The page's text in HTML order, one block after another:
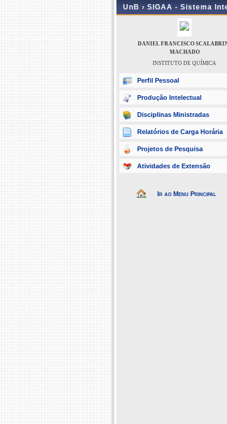
UnB › SIGAA - Sistema
DANIEL FRANCISCO
MACHADO
INSTITUTO DE QUÍMICA
Perfil Pessoal
Produção Intelectual
Disciplinas Ministradas
Relatórios de Carga Horária
Projetos de Pesquisa
Atividades de Extensão
Ir ao Menu Principal